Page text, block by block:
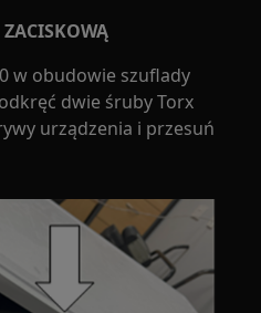
w obudowie szuflady
dwie śruby Torx
urządzenia i przesuń